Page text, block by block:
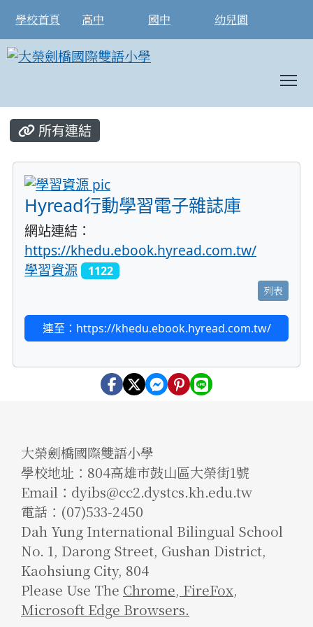
學校首頁 高中 國中 幼兒園
所有連結
title:學習資源
Hyread行動學習電子雜誌庫
網站連結：
https://khedu.ebook.hyread.com.tw/
學習資源
1122
列表
連至：https://khedu.ebook.hyread.com.tw/
大榮劍橋國際雙語小學
學校地址：804高雄市鼓山區大榮街1號
Email：dyibs@cc2.dystcs.kh.edu.tw
電話：(07)533-2450
Dah Yung International Bilingual School
No. 1, Darong Street, Gushan District,
Kaohsiung City, 804
Please Use The Chrome, FireFox,
Microsoft Edge Browsers.